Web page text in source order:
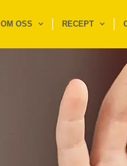
OM OSS RECEPT